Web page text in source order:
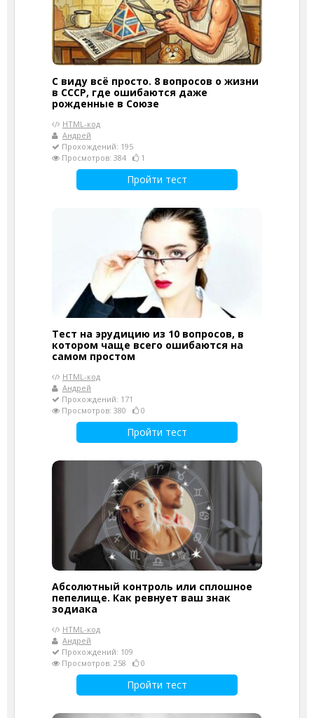
С виду всё просто. 8 вопросов о жизни
в СССР, где ошибаются даже
рожденные в Союзе
HTML-код
Андрей
Прохождений: 195
Просмотров: 384
1
Пройти тест
Тест на эрудицию из 10 вопросов, в
котором чаще всего ошибаются на
самом простом
HTML-код
Андрей
Прохождений: 171
Просмотров: 380
0
Пройти тест
Абсолютный контроль или сплошное
пепелище. Как ревнует ваш знак
зодиака
HTML-код
Андрей
Прохождений: 109
Просмотров: 258
0
Пройти тест